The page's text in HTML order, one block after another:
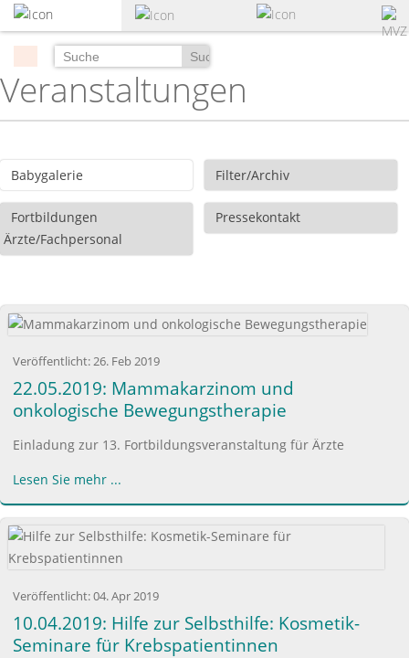
zum
Hauptinhalt
Suchen
Veranstaltungen
Babygalerie Filter/Archiv
Fortbildungen
Ärzte/Fachpersonal
Pressekontakt
Veröffentlicht:26. Feb 2019
22.05.2019: Mammakarzinom und
onkologische Bewegungstherapie
Einladung zur 13. Fortbildungsveranstaltung für Ärzte
Lesen Sie mehr ...
Veröffentlicht:04. Apr 2019
10.04.2019: Hilfe zur Selbsthilfe: Kosmetik-
Seminare für Krebspatientinnen